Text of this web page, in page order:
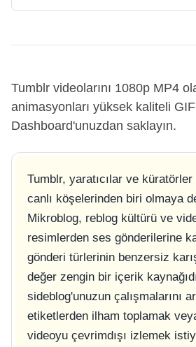
Tumblr videolarını 1080p MP4
animasyonları yüksek kaliteli
Dashboard'unuzdan saklayın.
Tumblr, yaratıcılar ve
canlı köşelerinden biri olmaya
Mikroblog, reblog kültürü ve
resimlerden ses gönderilerine
gönderi türlerinin benzersiz
değer zengin bir içerik
sideblog'unuzun çalışmalarını
etiketlerden ilham toplamak
videoyu çevrimdışı izlemek